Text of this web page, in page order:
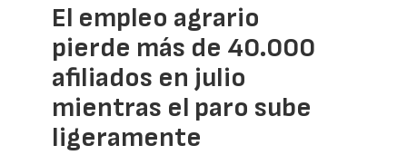
El empleo agrario
pierde más de 40.000
afiliados en julio
mientras el paro sube
ligeramente